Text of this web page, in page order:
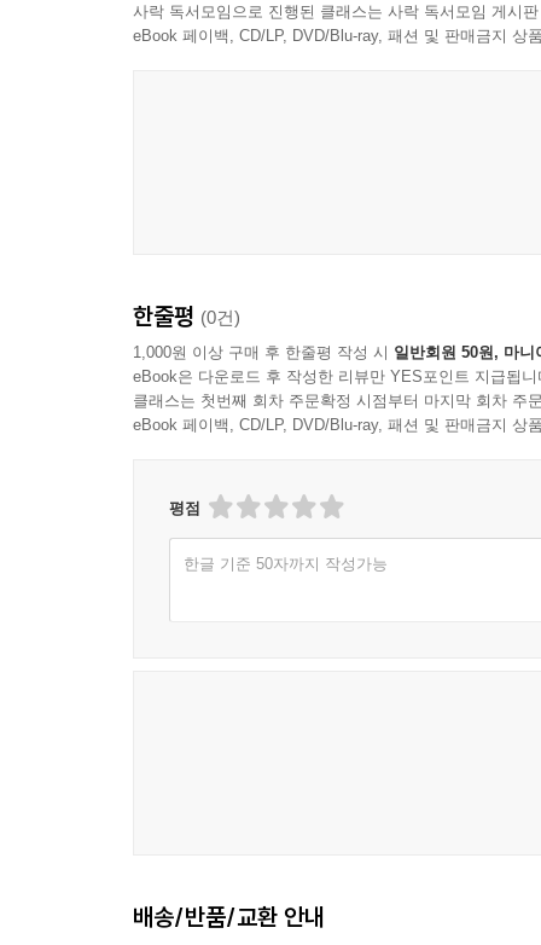
사락 독서모임으로 진행된 클래스는 사락 독서모임 게시
eBook 페이백, CD/LP, DVD/Blu-ray, 패션 및 판매금지 상
한줄평 (0건)
1,000원 이상 구매 후 한줄평 작성 시 일반회원 50원, 마니
eBook은 다운로드 후 작성한 리뷰만 YES포인트 지급됩니
클래스는 첫번째 회차 주문확정 시점부터 마지막 회차 주
eBook 페이백, CD/LP, DVD/Blu-ray, 패션 및 판매금지 상
평점
한글 기준 50자까지 작성가능
배송/반품/교환 안내